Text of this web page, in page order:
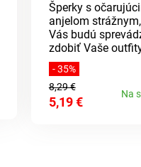
Šperky s
anjelom
Vás budú
zdobiť Vaše
Puzetové náušnice
1,2 cm.
- 35%
8,29 €
5,19 €
Na